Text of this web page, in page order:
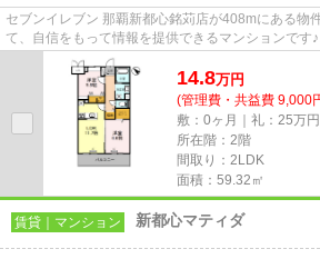
セブンイレブン 那覇新都心銘苅店が408mにある物
て、自信をもって情報を提供できるマンションです
駅が近くにあり、移動範囲も...
14.8万円
(管理費・共益費 9,000
敷：0ヶ月｜礼：25万円
所在階：2階
間取り：2LDK
面積：59.32㎡
賃貸｜マンション 新都心マティダ